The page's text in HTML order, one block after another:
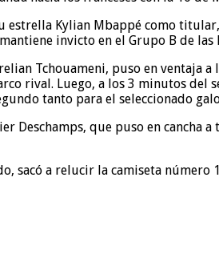
estrella Kylian Mbappé como
invicto en el Grupo B de
Tchouameni, puso en ventaja
rival. Luego, a los 3 minutos
tanto para el seleccionado
Deschamps, que puso en cancha
sacó a relucir la camiseta